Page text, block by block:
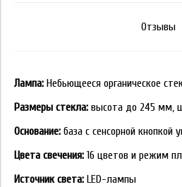
Отзывы
Лампа: Небьющееся органическое
Размеры стекла: высота до 245 мм,
Основание: база с сенсорной кнопкой
Цвета свечения: 16 цветов и режим
Источник света: LED-лампы